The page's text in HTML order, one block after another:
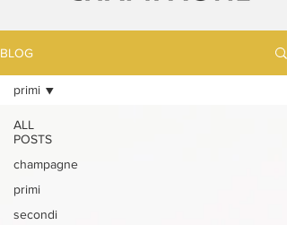
BLOG
ALL
POSTS
champagne
primi
secondi
primi